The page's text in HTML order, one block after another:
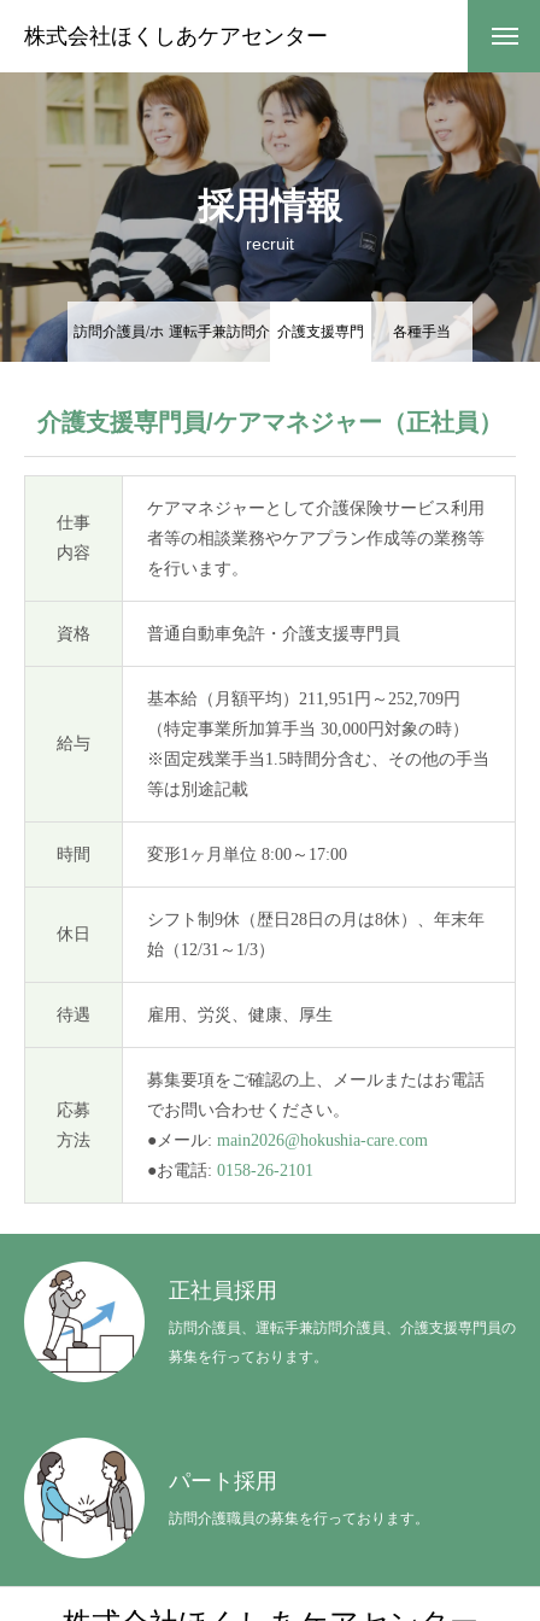
株式会社ほくしあケアセンター
HOME
サービスご案内
インタビュー
お知らせ
HOME 会社案内
採用情報
recruit
訪問介護員/ホ 運転手兼訪問介 介護支援専門
ャー
各種手当
介護支援専門員/ケアマネジャー（正社員）
仕事
内容
ケアマネジャーとして介護保険サービス利用
者等の相談業務やケアプラン作成等の業務等
を行います。
資格 普通自動車免許・介護支援専門員
給与
基本給（月額平均）211,951円～252,709円
（特定事業所加算手当 30,000円対象の時）
※固定残業手当1.5時間分含む、その他の手当
等は別途記載
時間 変形1ヶ月単位 8:00～17:00
休日
シフト制9休（歴日28日の月は8休）、年末年
始（12/31～1/3）
待遇 雇用、労災、健康、厚生
応募
方法
募集要項をご確認の上、メールまたはお電話
でお問い合わせください。
●メール: main2026@hokushia-care.com
●お電話: 0158-26-2101
正社員採用
訪問介護員、運転手兼訪問介護員、介護支援専門員の
募集を行っております。
パート採用
訪問介護職員の募集を行っております。